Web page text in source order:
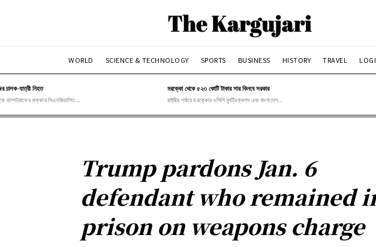
WORLD SCIENCE & TECHNOLOGY SPORTS BUSINESS HISTORY TRAVEL
চালক-যাত্রী নিহত
ডাম্পট্রাকের ধাক্কায় সিএনজিচালিত...
মরক্কো থেকে ৫২৩ কোটি টাকার সার কিনবে সরকার
রাষ্ট্রীয় পর্যায়ে মরক্কোর ওসিপি ন্যুট্রিক্রপস এবং বাংলাদেশ...
Trump pardons Jan. 6
defendant who remained
prison on weapons charge